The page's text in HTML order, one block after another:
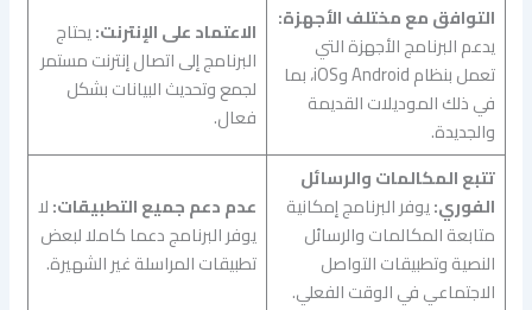
التوافق مع مختلف الأجهزة:
يدعم البرنامج الأجهزة التي
تعمل بنظام Android وiOS، بما
في ذلك الموديلات القديمة
والجديدة.
الاعتماد على الإنترنت:يحتاج
البرنامج إلى اتصال إنترنت مستمر
لجمع وتحديث البيانات بشكل
فعال.
تتبع المكالمات والرسائل
الفوري:يوفر البرنامج إمكانية
متابعة المكالمات والرسائل
النصية وتطبيقات التواصل
الاجتماعي في الوقت الفعلي.
عدم دعم جميع التطبيقات:لا
يوفر البرنامج دعما كاملا لبعض
تطبيقات المراسلة غير الشهيرة.